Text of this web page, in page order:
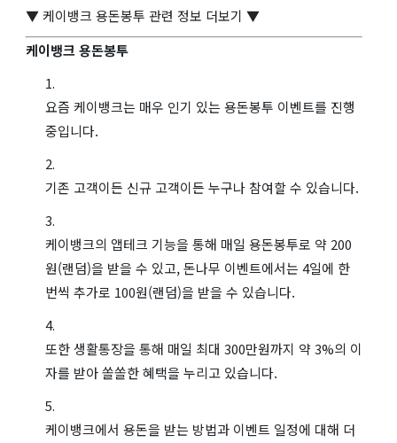
▼ 케이뱅크 용돈봉투 관련 정보 더보기 ▼
케이뱅크 용돈봉투
요즘 케이뱅크는 매우 인기 있는 용돈봉투 이벤트를 진행
중입니다.
기존 고객이든 신규 고객이든 누구나 참여할 수 있습니다.
케이뱅크의 앱테크 기능을 통해 매일 용돈봉투로 약 200
원(랜덤)을 받을 수 있고, 돈나무 이벤트에서는 4일에 한
번씩 추가로 100원(랜덤)을 받을 수 있습니다.
또한 생활통장을 통해 매일 최대 300만원까지 약 3%의 이
자를 받아 쏠쏠한 혜택을 누리고 있습니다.
케이뱅크에서 용돈을 받는 방법과 이벤트 일정에 대해 더